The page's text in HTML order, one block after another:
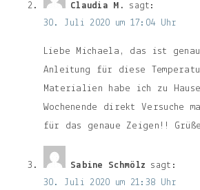
Claudia M.
sagt:
30. Juli 2020 um 17:04 Uhr
Liebe Michaela, das ist
Anleitung für diese
Materialien habe ich zu
Wochenende direkt Versuche
für das genaue Zeigen!!
Sabine Schmölz sagt:
30. Juli 2020 um 21:38 Uhr